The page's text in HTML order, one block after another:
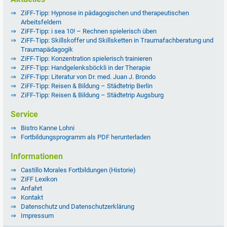
ZiFF-Tipp: Hypnose in pädagogischen und therapeutischen
Arbeitsfeldern
ZiFF-Tipp: i sea 10! – Rechnen spielerisch üben
ZiFF-Tipp: Skillskoffer und Skillsketten in Traumafachberatung und
Traumapädagogik
ZiFF-Tipp: Konzentration spielerisch trainieren
ZiFF-Tipp: Handgelenksböckli in der Therapie
ZiFF-Tipp: Literatur von Dr. med. Juan J. Brondo
ZiFF-Tipp: Reisen & Bildung – Städtetrip Berlin
ZiFF-Tipp: Reisen & Bildung – Städtetrip Augsburg
Service
Bistro Kanne Lohni
Fortbildungsprogramm als PDF herunterladen
Informationen
Castillo Morales Fortbildungen (Historie)
ZiFF Lexikon
Anfahrt
Kontakt
Datenschutz und Datenschutzerklärung
Impressum